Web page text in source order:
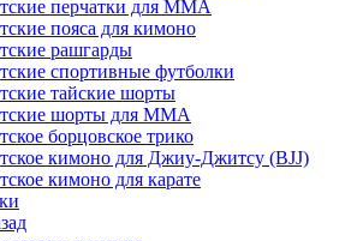
перчатки для ММА
пояса для кимоно
рашгарды
спортивные футболки
тайские шорты
шорты для ММА
борцовское трико
кимоно для Джиу-Джитсу (BJJ)
кимоно для карате